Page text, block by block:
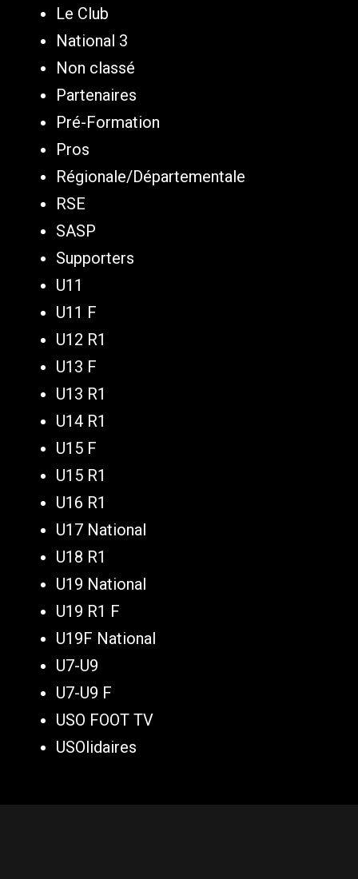
Le Club
National 3
Non classé
Partenaires
Pré-Formation
Pros
Régionale/Départementale
RSE
SASP
Supporters
U11
U11 F
U12 R1
U13 F
U13 R1
U14 R1
U15 F
U15 R1
U16 R1
U17 National
U18 R1
U19 National
U19 R1 F
U19F National
U7-U9
U7-U9 F
USO FOOT TV
USOlidaires